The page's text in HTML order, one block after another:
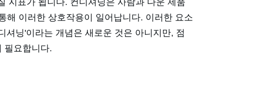
지표가 됩니다. 컨디셔닝은 사람과 다운 제품
해 이러한 상호작용이 일어납니다. 이러한 요소
셔닝'이라는 개념은 새로운 것은 아니지만, 점
필요합니다.